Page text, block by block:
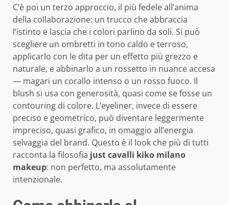
C’è poi un terzo approccio, il più fedele all’anima
della collaborazione: un trucco che abbraccia
l’istinto e lascia che i colori parlino da soli. Si può
scegliere un ombretti in tono caldo e terroso,
applicarlo con le dita per un effetto più grezzo e
naturale, e abbinarlo a un rossetto in nuance accesa
— magari un corallo intenso o un rosso fuoco. Il
blush si usa con generosità, quasi come se fosse un
contouring di colore. L’eyeliner, invece di essere
preciso e geometrico, può diventare leggermente
impreciso, quasi grafico, in omaggio all’energia
selvaggia del brand. Questo è il look che più di tutti
racconta la filosofia just cavalli kiko milano
makeup: non perfetto, ma assolutamente
intenzionale.